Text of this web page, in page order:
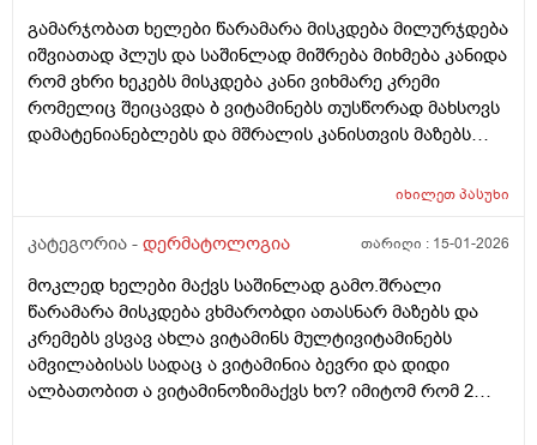
გამარჯობათ ხელები წარამარა მისკდება მილურჯდება
იშვიათად პლუს და საშინლად მიშრება მიხმება კანიდა
რომ ვხრი ხეკებს მისკდება კანი ვიხმარე კრემი
რომელიც შეიცავდა ბ ვიტამინებს თუსწორად მახსოვს
დამატენიანებლებს და მშრალის კანისთვის მაზებს
გამომწვევი მიზეზები ხშირი ხელების ბანვის გარდა და
გამომწვევი მიზეზები ან რა სხვა დაავადებები
კრემი
იხილეთპასუხი
კატეგორია - დერმატოლოგია თარიღი : 15-01-2026
მოკლედ ხელები მაქვს საშინლად გამო.შრალი
წარამარა მისკდება ვხმარობდი ათასნარ მაზებს და
კრემებს ვსვავ ახლა ვიტამინს მულტივიტამინებს
ამვილაბისას სადაც ა ვიტამინია ბევრი და დიდი
ალბათობით ა ვიტამინოზიმაქვს ხო? იმიტომ რომ 2